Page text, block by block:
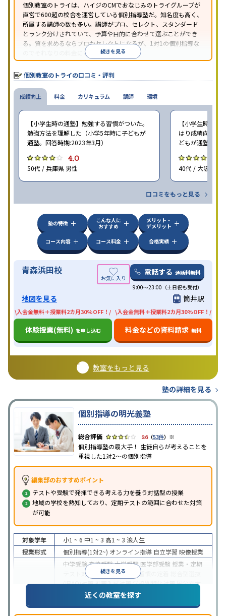
個別教室のトライは、ハイジのCMでおなじみのトライグループが
直営で600超の校舎を運営している個別指導塾だ。知名度も高く、
所属する講師の数も多い。講師がプロ、セレクト、スタンダード
とランク分けされていて、予算や目的に合わせて選ぶことができ
る。質を求めるならプロかセレクトになるが、1対1の個別指導な
のでそれなりの料金になる。続きを見る
個別教室のトライの口コミ・評判
成績向上
【小学生時の通塾】勉強する習慣がついた。
勉強方法を理解した（小学5年時に子どもが
通塾。回答時期:2023年3月）
4.0
50代 / 兵庫県 男性
【小学生時の通
はり成績向上に
どもが通塾。回
40代 / 大阪府 女
口コミをもっと見る
料金 カリキュラム 講師 環境
塾の特徴
こんな人に
おすすめ
メリット・
デメリット
コース内容
コース料金 合格実績
青森浜田校 電話する 通話料無料
9:00～23:00（土日祝も受付）
地図を見る 筒井駅
\入会金無料＋授業料2カ月30%OFF！/
体験授業(無料) を申し込む
\入会金無料＋授業料2カ月30%OFF！/
料金などの資料請求 無料
教室をもっと見る
塾の詳細を見る
個別指導の明光義塾
3.6（53件） ※
個別指導塾の最大手！ 生徒自らが考えることを
重視した1対2〜の個別指導
編集部のおすすめポイント
テストや受験で発揮できる考える力を養う対話型の授業
地域の学校を熟知しており、定期テストの範囲に合わせた対策
が可能
続きを見る
対象学年 小1 ~ 6 中1 ~ 3 高1 ~ 3 浪人生
授業形式
個別指導(1対2~) オンライン指導 自立学習 映像授業
中学受験高校受験大学受験 医学部受験 授業・定期
テスト対策
内申点対策 学習習慣の定着
(旧AO)対策推薦入試対策学校別特化対策国公立大
私大対策共通テスト対策
英語・英会話特化
近くの教室を探す